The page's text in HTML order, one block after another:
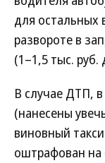
для остальных
развороте в
(1–1,5 тыс.
В случае ДТП,
(нанесены
виновный
оштрафован на